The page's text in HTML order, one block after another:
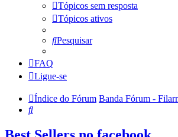
Tópicos sem resposta
Tópicos ativos
Pesquisar
FAQ
Ligue-se
Índice do Fórum Banda Fórum -
Pesquisar